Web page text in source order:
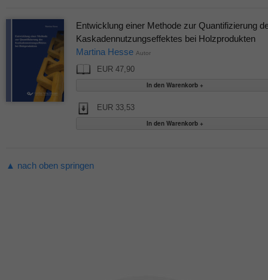
Entwicklung einer Methode zur Quantifizierung
Kaskadennutzungseffektes bei Holzprodukten
Martina Hesse Autor
EUR 47,90
EUR 33,53
▲ nach oben springen